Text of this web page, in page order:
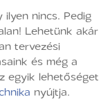
nincs. Pedig
Lehetünk akár
tervezési
és még a
egyik lehetőséget
nyújtja.